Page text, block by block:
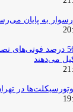
به پایان
پلیس اعلام کرد: 56 درصد
می‌دهند
در